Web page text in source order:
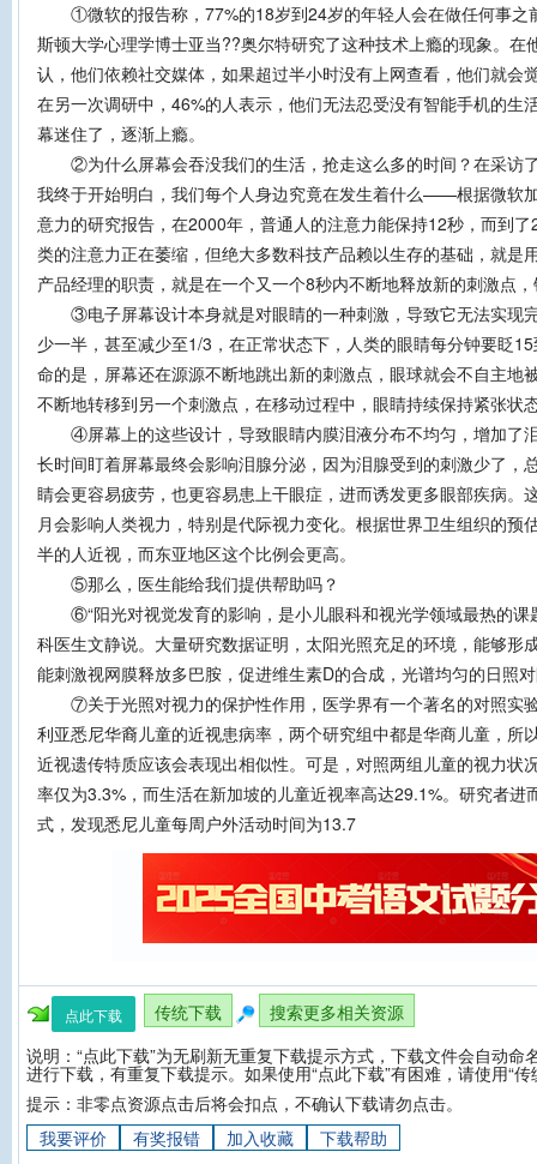
①微软的报告称，77%的18岁到24岁的年轻人会在做任何事之
斯顿大学心理学博士亚当??奥尔特研究了这种技术上瘾的现象。在
认，他们依赖社交媒体，如果超过半小时没有上网查看，他们就会
在另一次调研中，46%的人表示，他们无法忍受没有智能手机的生
幕迷住了，逐渐上瘾。
②为什么屏幕会吞没我们的生活，抢走这么多的时间？在采访
我终于开始明白，我们每个人身边究竟在发生着什么——根据微软
意力的研究报告，在2000年，普通人的注意力能保持12秒，而到
类的注意力正在萎缩，但绝大多数科技产品赖以生存的基础，就是
产品经理的职责，就是在一个又一个8秒内不断地释放新的刺激点
③电子屏幕设计本身就是对眼睛的一种刺激，导致它无法实现
少一半，甚至减少至1/3，在正常状态下，人类的眼睛每分钟要眨
命的是，屏幕还在源源不断地跳出新的刺激点，眼球就会不自主地
不断地转移到另一个刺激点，在移动过程中，眼睛持续保持紧张状
④屏幕上的这些设计，导致眼睛内膜泪液分布不均匀，增加了
长时间盯着屏幕最终会影响泪腺分泌，因为泪腺受到的刺激少了，
睛会更容易疲劳，也更容易患上干眼症，进而诱发更多眼部疾病。
月会影响人类视力，特别是代际视力变化。根据世界卫生组织的预
半的人近视，而东亚地区这个比例会更高。
⑤那么，医生能给我们提供帮助吗？
⑥“阳光对视觉发育的影响，是小儿眼科和视光学领域最热的课
科医生文静说。大量研究数据证明，太阳光照充足的环境，能够形
能刺激视网膜释放多巴胺，促进维生素D的合成，光谱均匀的日照
⑦关于光照对视力的保护性作用，医学界有一个著名的对照实
利亚悉尼华裔儿童的近视患病率，两个研究组中都是华商儿童，所
近视遗传特质应该会表现出相似性。可是，对照两组儿童的视力状
率仅为3.3%，而生活在新加坡的儿童近视率高达29.1%。研究者进
式，发现悉尼儿童每周户外活动时间为13.7
点此下载 传统下载
搜索更多相关资源
说明：“点此下载”为无刷新无重复下载提示方式，下载文件会自动命
进行下载，有重复下载提示。如果使用“点此下载”有困难，请使用“传
提示：非零点资源点击后将会扣点，不确认下载请勿点击。
我要评价
有奖报错 加入收藏 下载帮助